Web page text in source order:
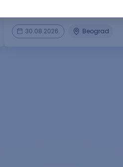
30.08.2026. Beograd